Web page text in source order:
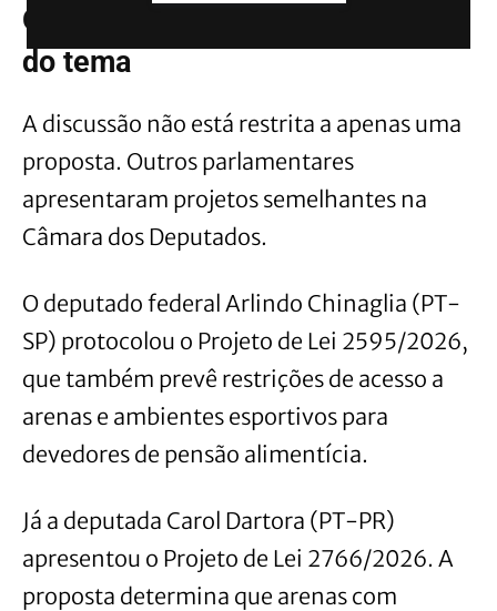
Outros projetos também tratam
do tema
A discussão não está restrita a apenas uma
proposta. Outros parlamentares
apresentaram projetos semelhantes na
Câmara dos Deputados.
O deputado federal Arlindo Chinaglia (PT-
SP) protocolou o Projeto de Lei 2595/2026,
que também prevê restrições de acesso a
arenas e ambientes esportivos para
devedores de pensão alimentícia.
Já a deputada Carol Dartora (PT-PR)
apresentou o Projeto de Lei 2766/2026. A
proposta determina que arenas com